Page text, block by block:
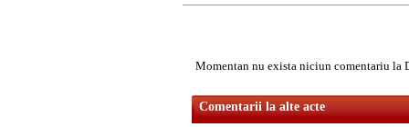
Momentan nu exista niciun comentariu la
Comentarii la alte acte